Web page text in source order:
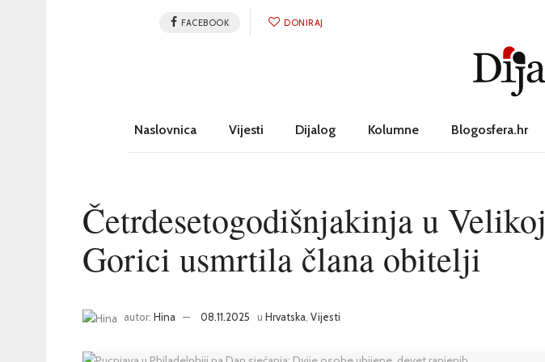
FACEBOOK DONIRAJ
Naslovnica Vijesti Dijalog Kolumne Blogosfera.hr
Četrdesetogodišnjakinja u Velikoj
Gorici usmrtila člana obitelji
autor: Hina 08.11.2025 u Hrvatska Vijesti